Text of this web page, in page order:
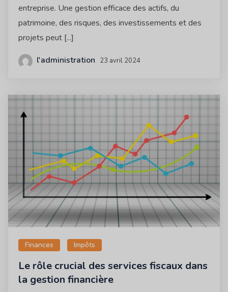
entreprise. Une gestion efficace des actifs, du
patrimoine, des risques, des investissements et des
projets peut [...]
l'administration
23 avril 2024
Finances Impôts
Le rôle crucial des services fiscaux dans
la gestion financière